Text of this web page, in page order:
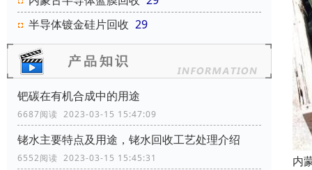
半导体镀金硅片回收 29
钯碳在有机合成中的用途
6687阅读 2023-03-15 15:47:09
铑水主要特点及用途，铑水回收工艺处理介绍
6552阅读 2023-03-15 15:45:31
内